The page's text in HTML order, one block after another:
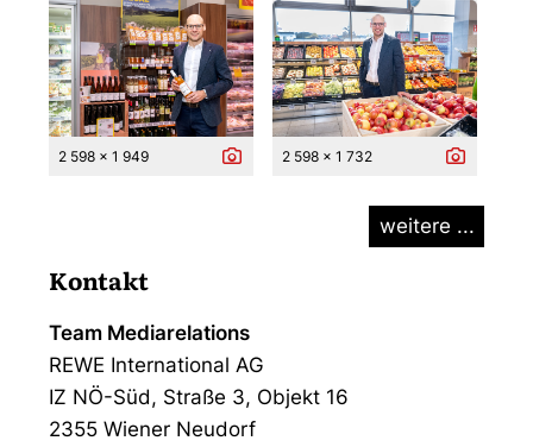
2 598 x 1 949 2 598 x 1 732
weitere ...
Kontakt
Team Mediarelations
REWE International AG
IZ NÖ-Süd, Straße 3, Objekt 16
2355 Wiener Neudorf